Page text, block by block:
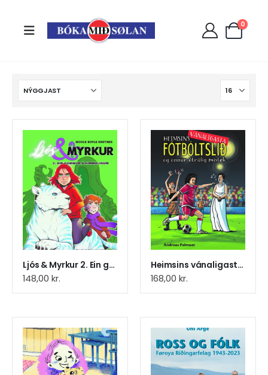
0
Ljós & Myrkur 2. Ein gammur á himmalinum
148,00 kr.
Heimsins vánaligasta fótbóltslið og onnur
168,00 kr.